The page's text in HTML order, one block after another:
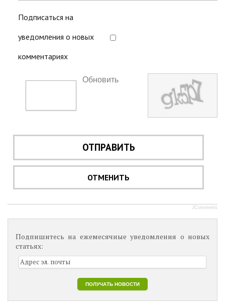
Подписаться на
уведомления о новых
комментариях
Обновить
ОТПРАВИТЬ
ОТМЕНИТЬ
JComments
Подпишитесь на ежемесячные уведомления о новых
статьях: